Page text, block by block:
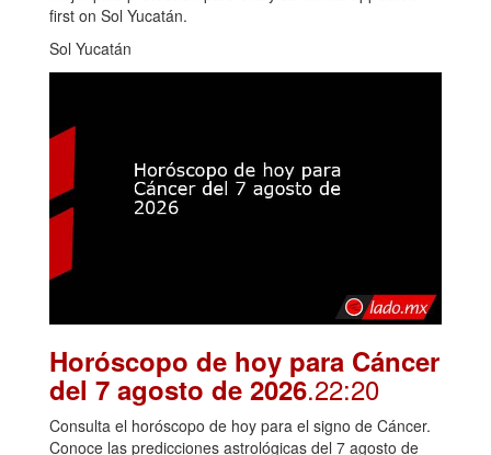
first on Sol Yucatán.
Sol Yucatán
Horóscopo de hoy para Cáncer
del 7 agosto de 2026.22:20
Consulta el horóscopo de hoy para el signo de Cáncer.
Conoce las predicciones astrológicas del 7 agosto de